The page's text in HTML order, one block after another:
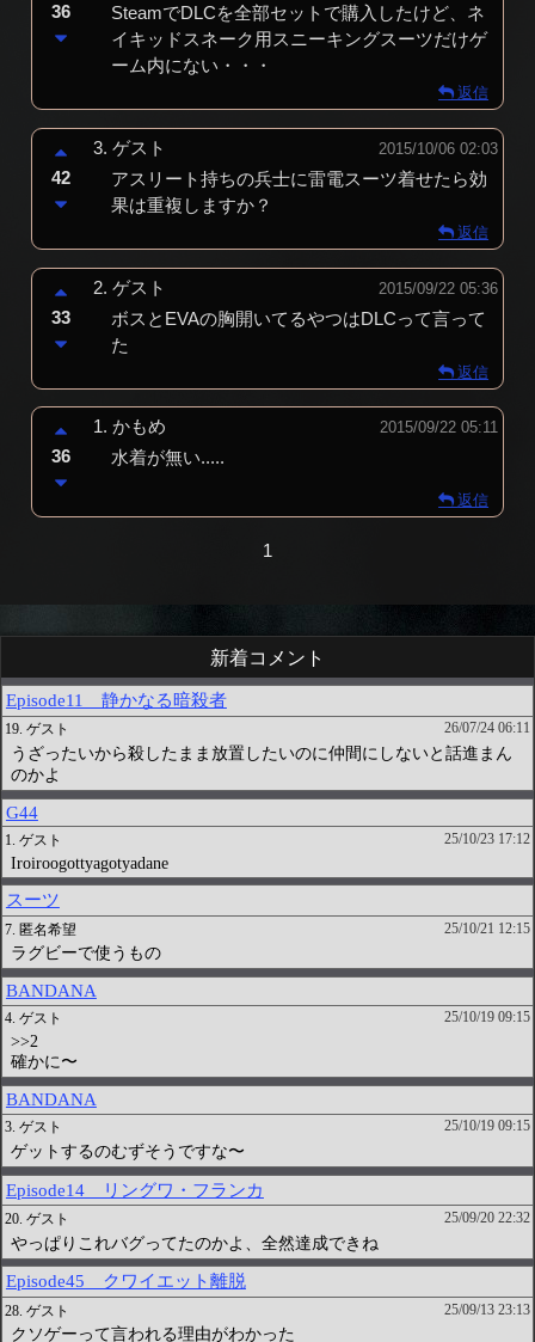
SteamでDLCを全部セットで購入したけど、ネ
イキッドスネーク用スニーキングスーツだけゲ
ーム内にない・・・
36
返信
3.ゲスト 2015/10/06 02:03
アスリート持ちの兵士に雷電スーツ着せたら効
果は重複しますか？
42
返信
2.ゲスト 2015/09/22 05:36
ボスとEVAの胸開いてるやつはDLCって言って
た
33
返信
1.かもめ 2015/09/22 05:11
水着が無い.....
36
返信
1
新着コメント